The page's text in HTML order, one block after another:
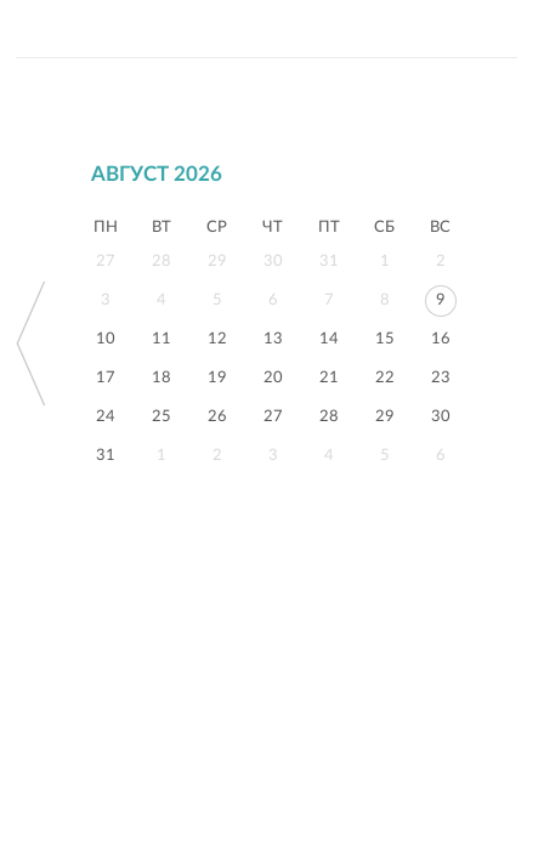
АВГУСТ 2026
ПН ВТ СР ЧТ ПТ СБ ВС
27 28 29 30 31 1 2
3 4 5 6 7 8 9
10 11 12 13 14 15 16
17 18 19 20 21 22 23
24 25 26 27 28 29 30
31 1 2 3 4 5 6